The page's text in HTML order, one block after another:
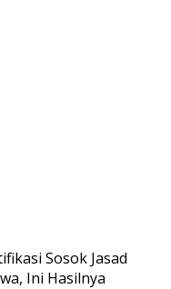
Sosok Jasad
Ini Hasilnya